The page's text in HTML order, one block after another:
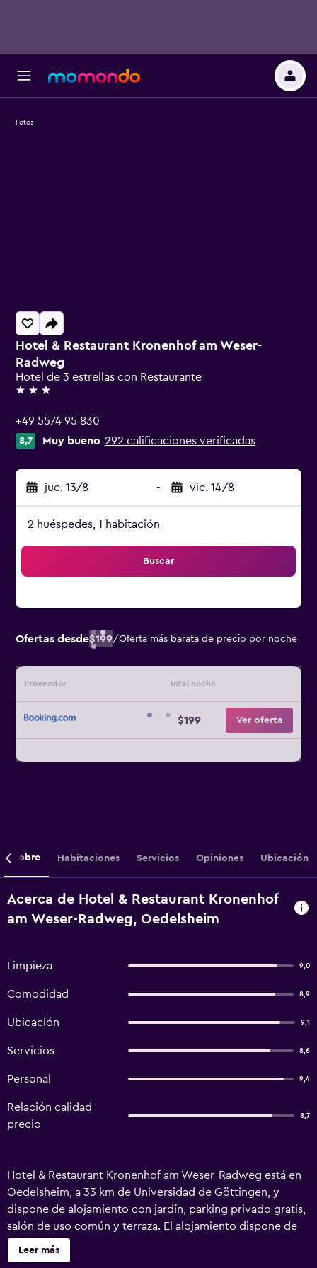
Hotel & Restaurant Kronenhof am Weser-
Radweg
Hotel de 3 estrellas con Restaurante
3 estrellas
+49 5574 95 830
8,7 Muy bueno 292 calificaciones verificadas
jue. 13/8 - vie. 14/8
2 huéspedes, 1 habitación
Buscar
Ofertas desde$199/Oferta más barata de precio por noche
Proveedor Total noche
$199 Ver oferta
Fotos
Sobre Habitaciones Servicios Opiniones Ubicación
Acerca de Hotel & Restaurant Kronenhof
am Weser-Radweg, Oedelsheim
Limpieza 9,0
Comodidad 8,9
Ubicación 9,1
Servicios 8,6
Personal 9,4
Relación calidad-
precio
8,7
Hotel & Restaurant Kronenhof am Weser-Radweg está en
Oedelsheim, a 33 km de Universidad de Göttingen, y
dispone de alojamiento con jardín, parking privado gratis,
salón de uso común y terraza. El alojamiento dispone de
restaurante y también tiene bar, sauna y centro de spa.
Hay wifi gratis y cajero automático. En el hotel, las
Leer más